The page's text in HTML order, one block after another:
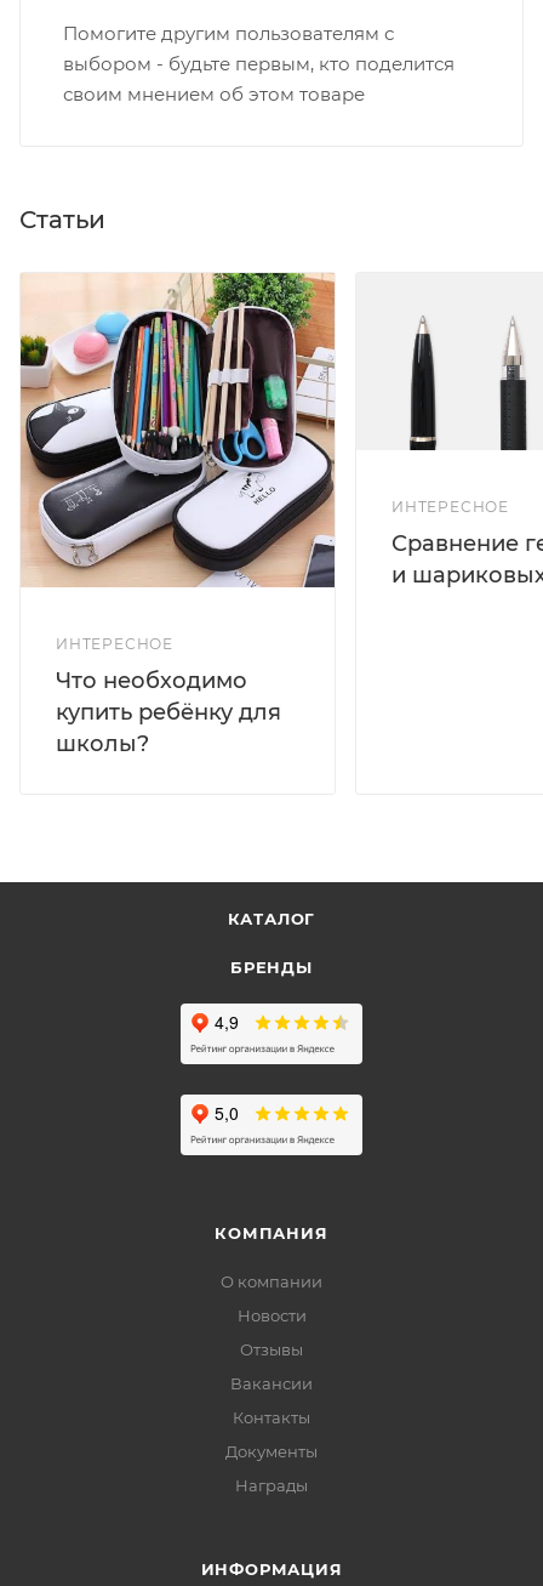
Помогите другим пользователям с
выбором - будьте первым, кто поделится
своим мнением об этом товаре
Статьи
ИНТЕРЕСНОЕ
Что необходимо
купить ребёнку для
школы?
ИНТЕРЕСНОЕ
Сравнение
и
КАТАЛОГ
БРЕНДЫ
КОМПАНИЯ
О компании
Новости
Отзывы
Вакансии
Контакты
Документы
Награды
ИНФОРМАЦИЯ